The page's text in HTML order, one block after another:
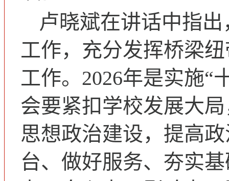
卢晓斌在讲话中指
工作，充分发挥桥梁
工作。2026年是实施“
会要紧扣学校发展大
思想政治建设，提高
台、做好服务、夯实